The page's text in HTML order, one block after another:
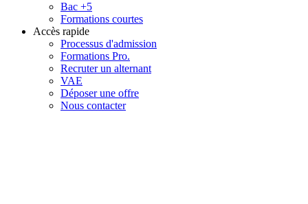
Bac +5
Formations courtes
Accès rapide
Processus d'admission
Formations Pro.
Recruter un alternant
VAE
Déposer une offre
Nous contacter